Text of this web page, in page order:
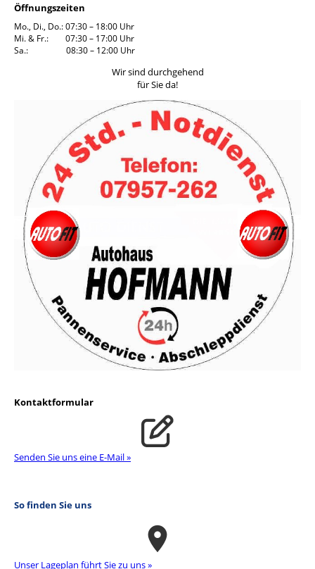
Öffnungszeiten
Mo., Di., Do.: 07:30 – 18:00 Uhr
Mi. & Fr.: 07:30 – 17:00 Uhr
Sa.: 08:30 – 12:00 Uhr
Wir sind durchgehend
für Sie da!
Kontaktformular
Senden Sie uns eine E-Mail »
So finden Sie uns
Unser La­ge­plan führt Sie zu uns »